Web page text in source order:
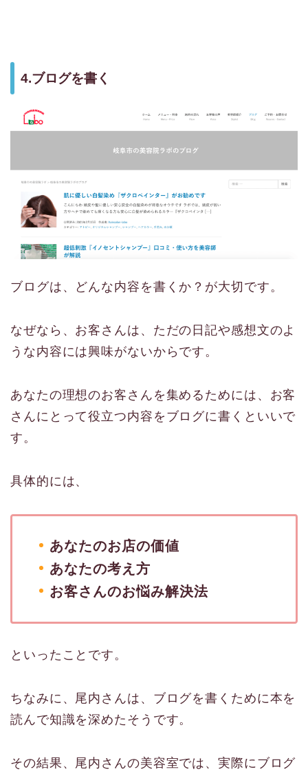
4.ブログを書く
ブログは、どんな内容を書くか？が大切です。
なぜなら、お客さんは、ただの日記や感想文のよ
うな内容には興味がないからです。
あなたの理想のお客さんを集めるためには、お客
さんにとって役立つ内容をブログに書くといいで
す。
具体的には、
あなたのお店の価値
あなたの考え方
お客さんのお悩み解決法
といったことです。
ちなみに、尾内さんは、ブログを書くために本を
読んで知識を深めたそうです。
その結果、尾内さんの美容室では、実際にブログ